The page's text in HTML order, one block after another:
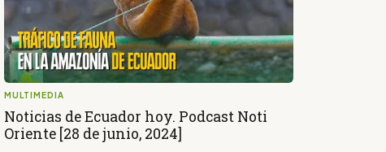
MULTIMEDIA
Noticias de Ecuador hoy. Podcast Noti
Oriente [28 de junio, 2024]
tasa minera que rige en
Ecuador?